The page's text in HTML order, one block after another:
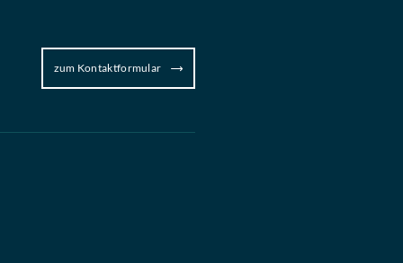
zum Kontaktformular